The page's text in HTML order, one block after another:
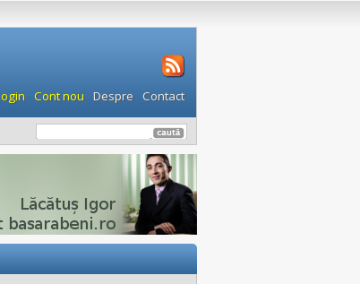
Cont nou Despre Contact